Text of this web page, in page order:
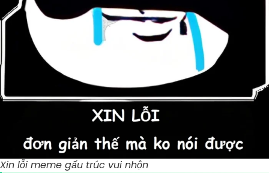
Xin lỗi meme gấu trúc vui nhộn